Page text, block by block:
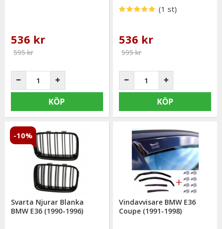
536 kr
595 kr
KÖP
(1 st)
536 kr
595 kr
KÖP
Svarta Njurar Blanka
BMW E36 (1990-1996)
-10%
Vindavvisare BMW E36
Coupe (1991-1998)